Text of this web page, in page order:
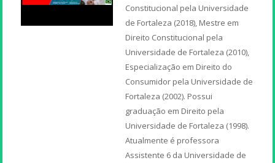
Constitucional pela Universidade
de Fortaleza (2018), Mestre em
Direito Constitucional pela
Universidade de Fortaleza (2010),
Especialização em Direito do
Consumidor pela Universidade de
Fortaleza (2002). Possui
graduação em Direito pela
Universidade de Fortaleza (1998).
Atualmente é professora
Assistente 6 da Universidade de